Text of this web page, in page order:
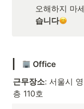
오해하지 마
습니다
Office
근무장소: 서울시
층 110호